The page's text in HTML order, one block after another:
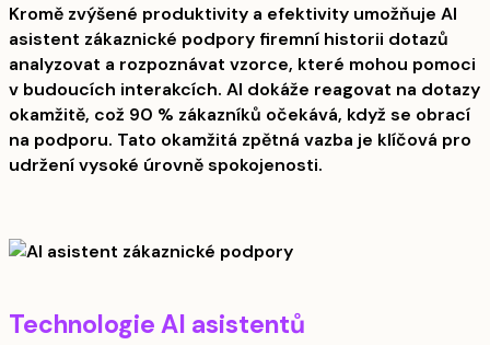
Kromě zvýšené produktivity a efektivity umožňuje AI
asistent zákaznické podpory firemní historii dotazů
analyzovat a rozpoznávat vzorce, které mohou pomoci
v budoucích interakcích. AI dokáže reagovat na dotazy
okamžitě, což 90 % zákazníků očekává, když se obrací
na podporu. Tato okamžitá zpětná vazba je klíčová pro
udržení vysoké úrovně spokojenosti.
Technologie AI asistentů